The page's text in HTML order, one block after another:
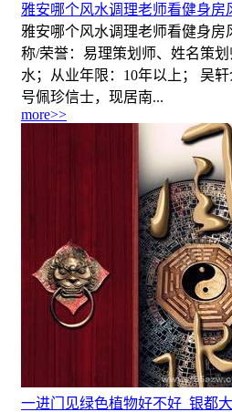
雅安哪个风水调理老师看健身房
雅安哪个风水调理老师看健身房
称/荣誉：易理策划师、姓名策
水；从业年限：10年以上； 吴轩
号佩珍信士，现居南...
more>>
一进门见绿色植物好不好_银都